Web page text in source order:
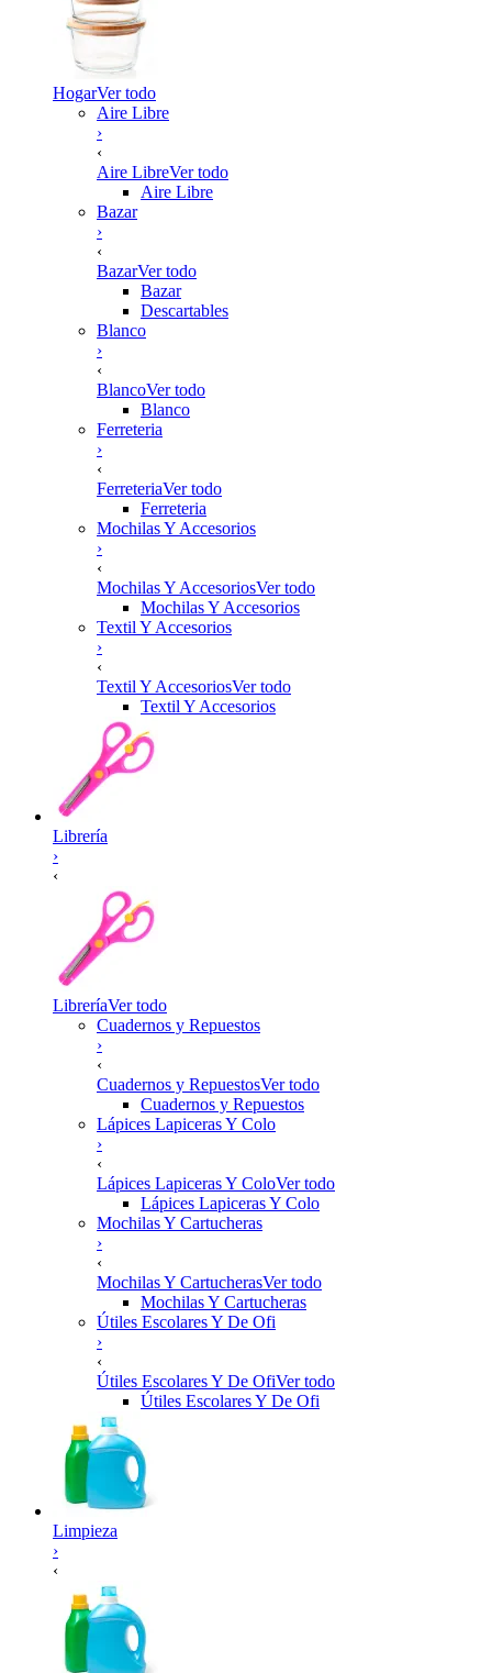
HogarVer todo
Aire Libre
›
‹
Aire LibreVer todo
Aire Libre
Bazar
›
‹
BazarVer todo
Bazar
Descartables
Blanco
›
‹
BlancoVer todo
Blanco
Ferreteria
›
‹
FerreteriaVer todo
Ferreteria
Mochilas Y Accesorios
›
‹
Mochilas Y AccesoriosVer todo
Mochilas Y Accesorios
Textil Y Accesorios
›
‹
Textil Y AccesoriosVer todo
Textil Y Accesorios
Librería
›
‹
LibreríaVer todo
Cuadernos y Repuestos
›
‹
Cuadernos y RepuestosVer todo
Cuadernos y Repuestos
Lápices Lapiceras Y Colo
›
‹
Lápices Lapiceras Y ColoVer todo
Lápices Lapiceras Y Colo
Mochilas Y Cartucheras
›
‹
Mochilas Y CartucherasVer todo
Mochilas Y Cartucheras
Útiles Escolares Y De Ofi
›
‹
Útiles Escolares Y De OfiVer todo
Útiles Escolares Y De Ofi
Limpieza
›
‹